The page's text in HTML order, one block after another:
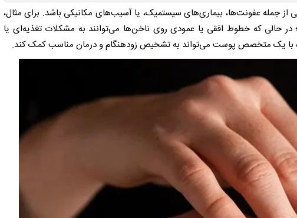
جمله عفونت‌ها، بیماری‌های سیستمیک، یا آسیب‌های مکانیکی باشد. برای مثال،
حالی که خطوط افقی یا عمودی روی ناخن‌ها می‌توانند به مشکلات تغذیه‌ای یا
با یک متخصص پوست می‌تواند به تشخیص زودهنگام و درمان مناسب کمک کند.